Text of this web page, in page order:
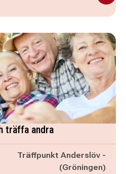
träffa andra
Träffpunkt Anderslöv -
(Gröningen)